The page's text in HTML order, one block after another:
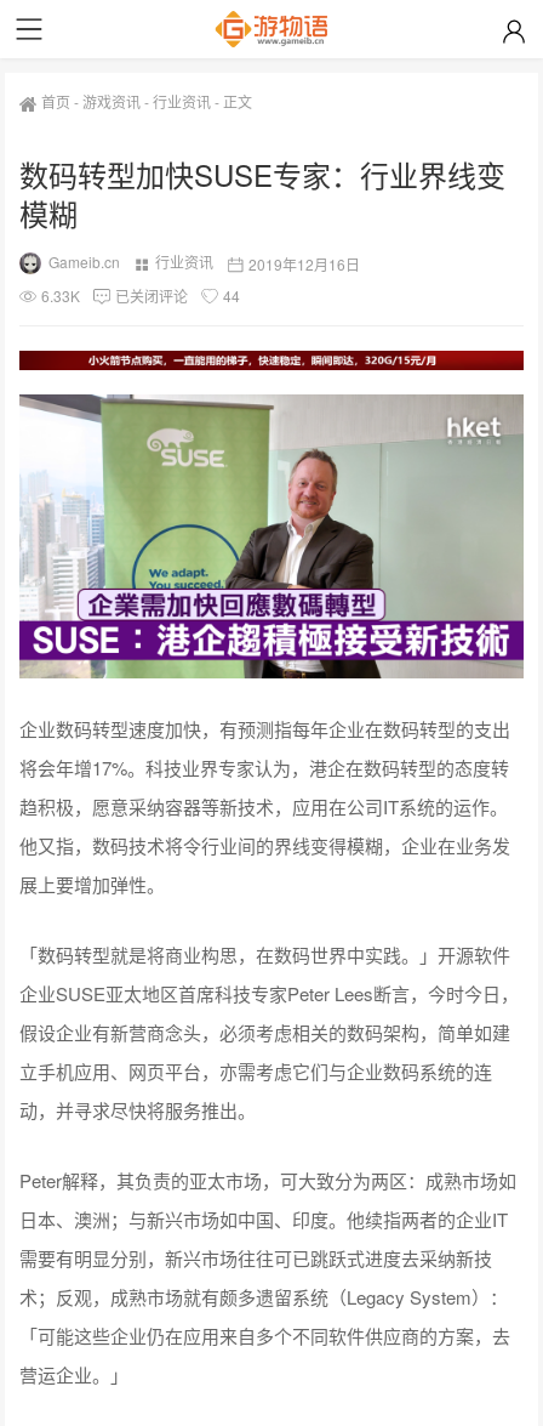
首页 -游戏资讯-行业资讯- 正文
数码转型加快SUSE专家：行业界线变
模糊
Gameib.cn 行业资讯
2019年12月16日
6.33K
已关闭评论 44
企业数码转型速度加快，有预测指每年企业在数码转型的支出
将会年增17%。科技业界专家认为，港企在数码转型的态度转
趋积极，愿意采纳容器等新技术，应用在公司IT系统的运作。
他又指，数码技术将令行业间的界线变得模糊，企业在业务发
展上要增加弹性。
「数码转型就是将商业构思，在数码世界中实践。」开源软件
企业SUSE亚太地区首席科技专家Peter Lees断言，今时今日，
假设企业有新营商念头，必须考虑相关的数码架构，简单如建
立手机应用、网页平台，亦需考虑它们与企业数码系统的连
动，并寻求尽快将服务推出。
Peter解释，其负责的亚太市场，可大致分为两区：成熟市场如
日本、澳洲；与新兴市场如中国、印度。他续指两者的企业IT
需要有明显分别，新兴市场往往可已跳跃式进度去采纳新技
术；反观，成熟市场就有颇多遗留系统（Legacy System）：
「可能这些企业仍在应用来自多个不同软件供应商的方案，去
营运企业。」